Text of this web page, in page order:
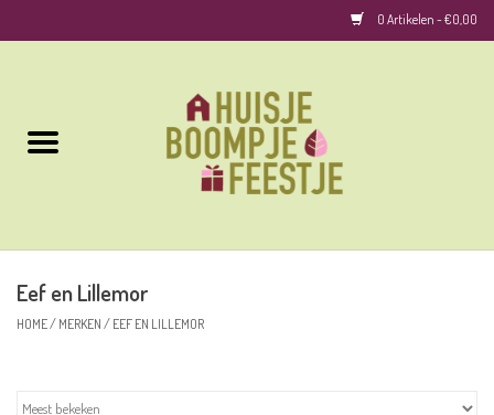
0 Artikelen - €0,00
Woonaccessoires
Eef en Lillemor
HOME/ MERKEN / EEF EN LILLEMOR